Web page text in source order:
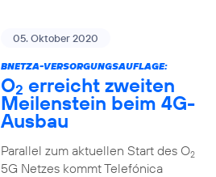
05. Oktober 2020
BNETZA-VERSORGUNGSAUFLAGE:
O2 erreicht zweiten
Meilenstein beim 4G-
Ausbau
Parallel zum aktuellen Start des O2
5G Netzes kommt Telefónica